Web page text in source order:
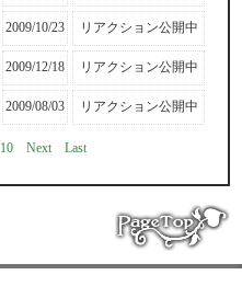
2009/10/23 リアクション公開中
2009/12/18 リアクション公開中
2009/08/03 リアクション公開中
10 Next Last